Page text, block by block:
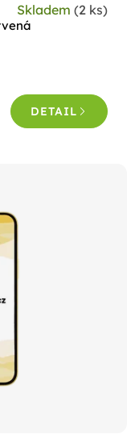
Skladem (2 ks)
DETAIL